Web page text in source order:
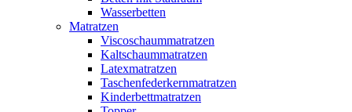
Wasserbetten
Matratzen
Viscoschaummatratzen
Kaltschaummatratzen
Latexmatratzen
Taschenfederkernmatratzen
Kinderbettmatratzen